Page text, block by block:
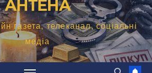
АНТЕНА
газета, телеканал, соціальні
медіа